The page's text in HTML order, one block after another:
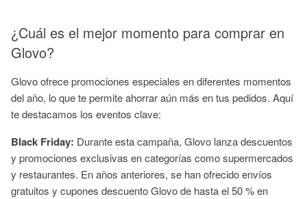
¿Cuál es el mejor momento para comprar en
Glovo?
Glovo ofrece promociones especiales en diferentes momentos
del año, lo que te permite ahorrar aún más en tus pedidos. Aquí
te destacamos los eventos clave:
Black Friday: Durante esta campaña, Glovo lanza descuentos
y promociones exclusivas en categorías como supermercados
y restaurantes. En años anteriores, se han ofrecido envíos
gratuitos y cupones descuento Glovo de hasta el 50 % en